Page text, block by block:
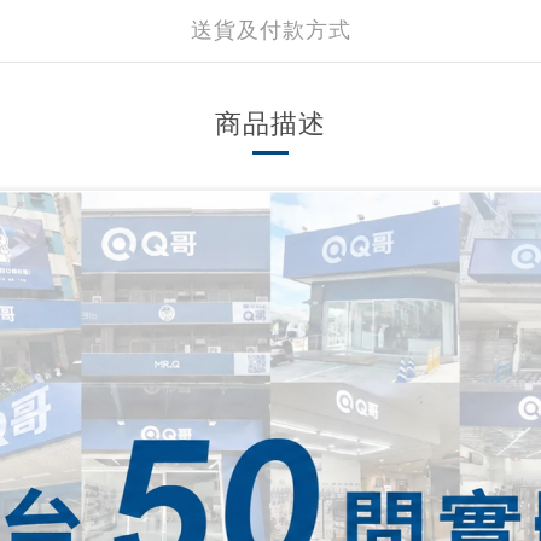
送貨及付款方式
商品描述